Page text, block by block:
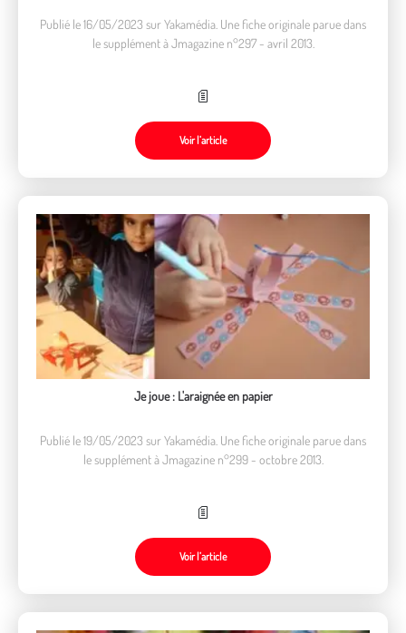
Publié le 16/05/2023 sur Yakamédia. Une fiche originale parue dans
le supplément à Jmagazine n°297 - avril 2013.
Voir l’article
Je joue : L'araignée en papier
Publié le 19/05/2023 sur Yakamédia. Une fiche originale parue dans
le supplément à Jmagazine n°299 - octobre 2013.
Voir l’article